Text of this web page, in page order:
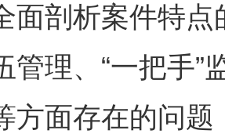
面剖析案件特
管理、“一把手”
方面存在的问